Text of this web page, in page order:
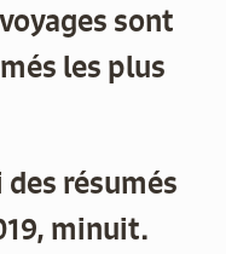
sont
les plus
des résumés
minuit.